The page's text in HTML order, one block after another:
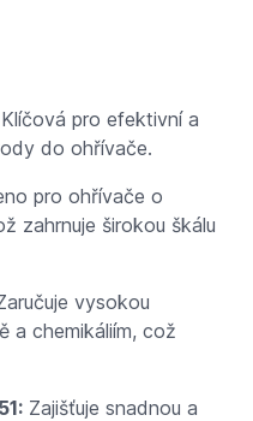
Klíčová pro efektivní a
do ohřívače.
pro ohřívače o
zahrnuje širokou škálu
vysokou
a chemikáliím, což
Zajišťuje snadnou a